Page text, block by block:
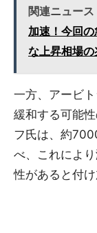
関連ニュース
加速！今回
な上昇相場の
一方、アービ
緩和する可能
フ氏は、約
べ、これによ
性があると付け